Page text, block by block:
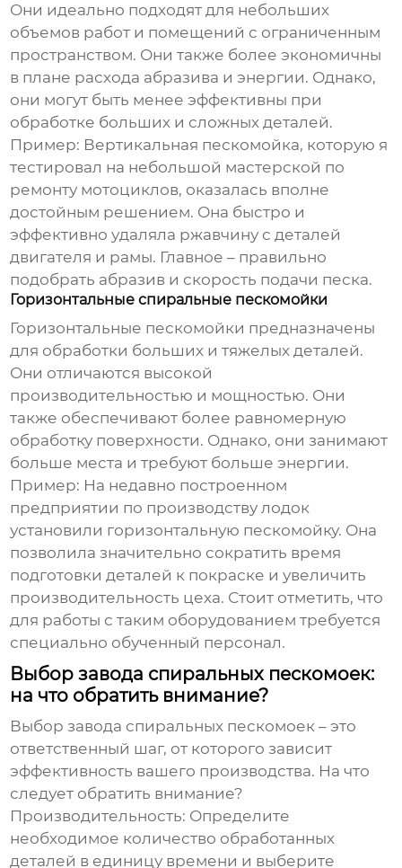
Они идеально подходят для небольших
объемов работ и помещений с ограниченным
пространством. Они также более экономичны
в плане расхода абразива и энергии. Однако,
они могут быть менее эффективны при
обработке больших и сложных деталей.
Пример: Вертикальная пескомойка, которую я
тестировал на небольшой мастерской по
ремонту мотоциклов, оказалась вполне
достойным решением. Она быстро и
эффективно удаляла ржавчину с деталей
двигателя и рамы. Главное – правильно
подобрать абразив и скорость подачи песка.
Горизонтальные спиральные пескомойки
Горизонтальные пескомойки предназначены
для обработки больших и тяжелых деталей.
Они отличаются высокой
производительностью и мощностью. Они
также обеспечивают более равномерную
обработку поверхности. Однако, они занимают
больше места и требуют больше энергии.
Пример: На недавно построенном
предприятии по производству лодок
установили горизонтальную пескомойку. Она
позволила значительно сократить время
подготовки деталей к покраске и увеличить
производительность цеха. Стоит отметить, что
для работы с таким оборудованием требуется
специально обученный персонал.
Выбор завода спиральных пескомоек:
на что обратить внимание?
Выборзавода спиральных пескомоек – это
ответственный шаг, от которого зависит
эффективность вашего производства. На что
следует обратить внимание?
Производительность: Определите
необходимое количество обработанных
деталей в единицу времени и выберите